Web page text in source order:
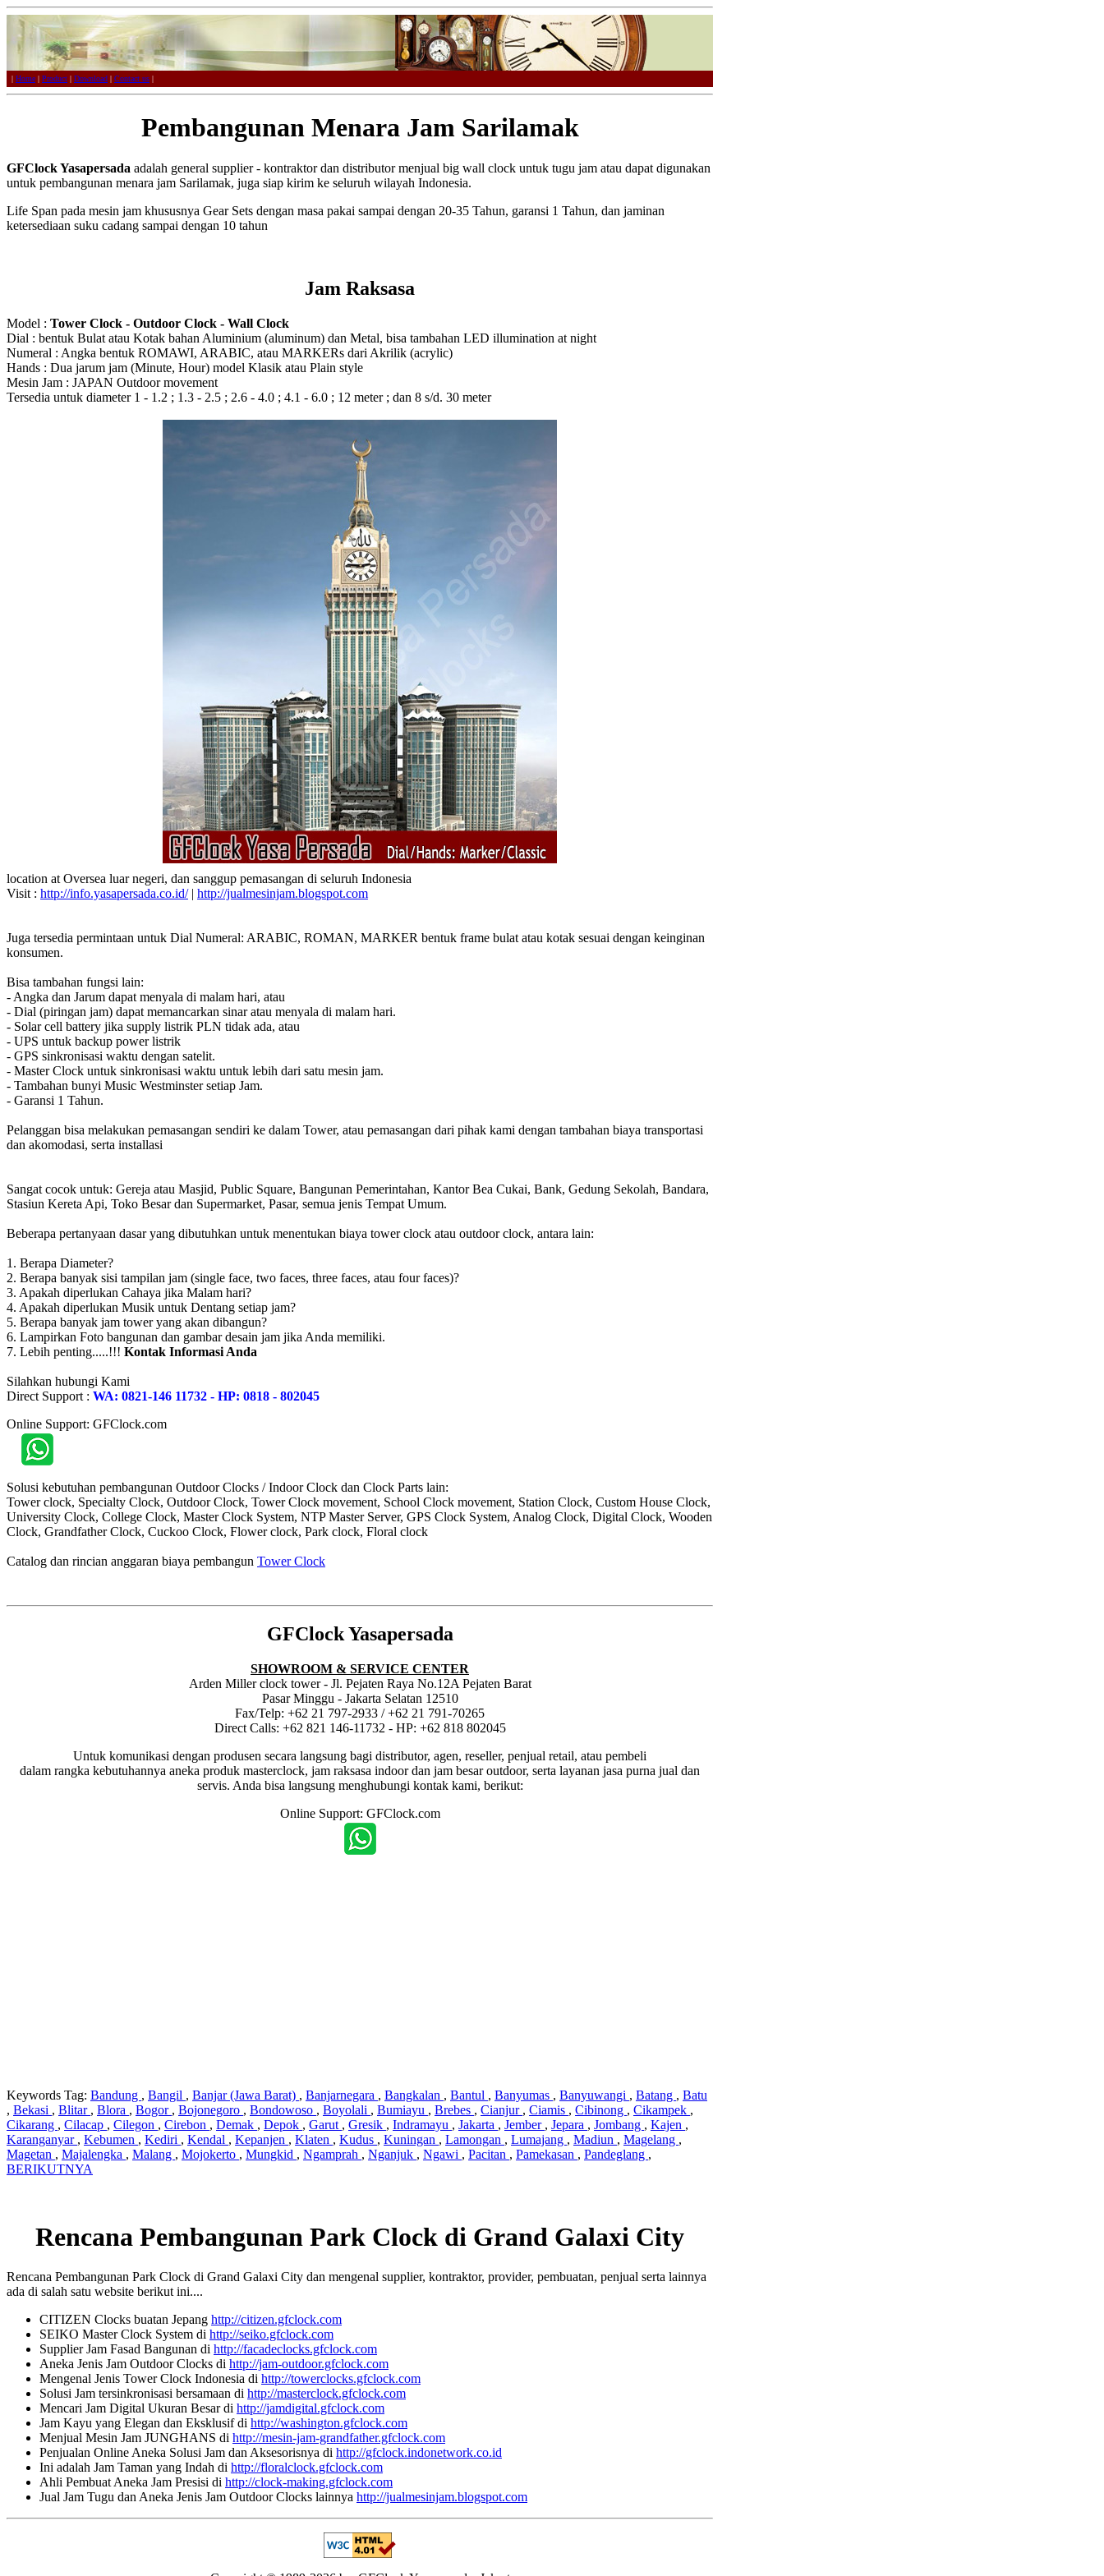
| Home | Product | Download | Contact us |
Pembangunan Menara Jam Sarilamak
GFClock Yasapersada adalah general supplier - kontraktor dan distributor menjual big wall clock untuk tugu jam atau dapat digunakan
untuk pembangunan menara jam Sarilamak, juga siap kirim ke seluruh wilayah Indonesia.
Life Span pada mesin jam khususnya Gear Sets dengan masa pakai sampai dengan 20-35 Tahun, garansi 1 Tahun, dan jaminan
ketersediaan suku cadang sampai dengan 10 tahun
Jam Raksasa
Model : Tower Clock - Outdoor Clock - Wall Clock
Dial : bentuk Bulat atau Kotak bahan Aluminium (aluminum) dan Metal, bisa tambahan LED illumination at night
Numeral : Angka bentuk ROMAWI, ARABIC, atau MARKERs dari Akrilik (acrylic)
Hands : Dua jarum jam (Minute, Hour) model Klasik atau Plain style
Mesin Jam : JAPAN Outdoor movement
Tersedia untuk diameter 1 - 1.2 ; 1.3 - 2.5 ; 2.6 - 4.0 ; 4.1 - 6.0 ; 12 meter ; dan 8 s/d. 30 meter
location at Oversea luar negeri, dan sanggup pemasangan di seluruh Indonesia
Visit : http://info.yasapersada.co.id/| http://jualmesinjam.blogspot.com
Juga tersedia permintaan untuk Dial Numeral: ARABIC, ROMAN, MARKER bentuk frame bulat atau kotak sesuai dengan keinginan
konsumen.
Bisa tambahan fungsi lain:
- Angka dan Jarum dapat menyala di malam hari, atau
- Dial (piringan jam) dapat memancarkan sinar atau menyala di malam hari.
- Solar cell battery jika supply listrik PLN tidak ada, atau
- UPS untuk backup power listrik
- GPS sinkronisasi waktu dengan satelit.
- Master Clock untuk sinkronisasi waktu untuk lebih dari satu mesin jam.
- Tambahan bunyi Music Westminster setiap Jam.
- Garansi 1 Tahun.
Pelanggan bisa melakukan pemasangan sendiri ke dalam Tower, atau pemasangan dari pihak kami dengan tambahan biaya transportasi
dan akomodasi, serta installasi
Sangat cocok untuk: Gereja atau Masjid, Public Square, Bangunan Pemerintahan, Kantor Bea Cukai, Bank, Gedung Sekolah, Bandara,
Stasiun Kereta Api, Toko Besar dan Supermarket, Pasar, semua jenis Tempat Umum.
Beberapa pertanyaan dasar yang dibutuhkan untuk menentukan biaya tower clock atau outdoor clock, antara lain:
1. Berapa Diameter?
2. Berapa banyak sisi tampilan jam (single face, two faces, three faces, atau four faces)?
3. Apakah diperlukan Cahaya jika Malam hari?
4. Apakah diperlukan Musik untuk Dentang setiap jam?
5. Berapa banyak jam tower yang akan dibangun?
6. Lampirkan Foto bangunan dan gambar desain jam jika Anda memiliki.
7. Lebih penting.....!!! Kontak Informasi Anda
Silahkan hubungi Kami
Direct Support : WA: 0821-146 11732 - HP: 0818 - 802045
Online Support: GFClock.com
Solusi kebutuhan pembangunan Outdoor Clocks / Indoor Clock dan Clock Parts lain:
Tower clock, Specialty Clock, Outdoor Clock, Tower Clock movement, School Clock movement, Station Clock, Custom House Clock,
University Clock, College Clock, Master Clock System, NTP Master Server, GPS Clock System, Analog Clock, Digital Clock, Wooden
Clock, Grandfather Clock, Cuckoo Clock, Flower clock, Park clock, Floral clock
Catalog dan rincian anggaran biaya pembangun Tower Clock
GFClock Yasapersada
SHOWROOM & SERVICE CENTER
Arden Miller clock tower - Jl. Pejaten Raya No.12A Pejaten Barat
Pasar Minggu - Jakarta Selatan 12510
Fax/Telp: +62 21 797-2933 / +62 21 791-70265
Direct Calls: +62 821 146-11732 - HP: +62 818 802045
Untuk komunikasi dengan produsen secara langsung bagi distributor, agen, reseller, penjual retail, atau pembeli
dalam rangka kebutuhannya aneka produk masterclock, jam raksasa indoor dan jam besar outdoor, serta layanan jasa purna jual dan
servis. Anda bisa langsung menghubungi kontak kami, berikut:
Online Support: GFClock.com
Keywords Tag: Bandung , Bangil , Banjar (Jawa Barat) , Banjarnegara , Bangkalan , Bantul , Banyumas , Banyuwangi , Batang , Batu
, Bekasi , Blitar , Blora , Bogor , Bojonegoro , Bondowoso , Boyolali , Bumiayu , Brebes , Cianjur , Ciamis , Cibinong , Cikampek ,
Cikarang , Cilacap , Cilegon , Cirebon , Demak , Depok , Garut , Gresik , Indramayu , Jakarta , Jember , Jepara , Jombang , Kajen ,
Karanganyar , Kebumen , Kediri , Kendal , Kepanjen , Klaten , Kudus , Kuningan , Lamongan , Lumajang , Madiun , Magelang ,
Magetan , Majalengka , Malang , Mojokerto , Mungkid , Ngamprah , Nganjuk , Ngawi , Pacitan , Pamekasan , Pandeglang ,
BERIKUTNYA
Rencana Pembangunan Park Clock di Grand Galaxi City
Rencana Pembangunan Park Clock di Grand Galaxi City dan mengenal supplier, kontraktor, provider, pembuatan, penjual serta lainnya
ada di salah satu website berikut ini....
CITIZEN Clocks buatan Jepang http://citizen.gfclock.com
SEIKO Master Clock System di http://seiko.gfclock.com
Supplier Jam Fasad Bangunan di http://facadeclocks.gfclock.com
Aneka Jenis Jam Outdoor Clocks di http://jam-outdoor.gfclock.com
Mengenal Jenis Tower Clock Indonesia di http://towerclocks.gfclock.com
Solusi Jam tersinkronisasi bersamaan di http://masterclock.gfclock.com
Mencari Jam Digital Ukuran Besar di http://jamdigital.gfclock.com
Jam Kayu yang Elegan dan Eksklusif di http://washington.gfclock.com
Menjual Mesin Jam JUNGHANS di http://mesin-jam-grandfather.gfclock.com
Penjualan Online Aneka Solusi Jam dan Aksesorisnya di http://gfclock.indonetwork.co.id
Ini adalah Jam Taman yang Indah di http://floralclock.gfclock.com
Ahli Pembuat Aneka Jam Presisi di http://clock-making.gfclock.com
Jual Jam Tugu dan Aneka Jenis Jam Outdoor Clocks lainnya http://jualmesinjam.blogspot.com